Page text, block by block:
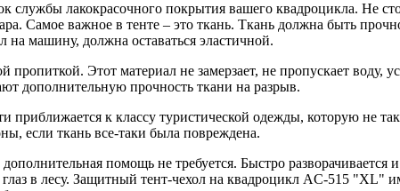
лакокрасочного покрытия вашего квадроцикла. Не
Самое важное в тенте – это ткань. Ткань должна быть
на машину, должна оставаться эластичной.
Этот материал не замерзает, не пропускает воду,
дополнительную прочность ткани на разрыв.
к классу туристической одежды, которую не
если ткань все-таки была повреждена.
помощь не требуется. Быстро разворачивается
в лесу. Защитный тент-чехол на квадроцикл AC-515 "XL"